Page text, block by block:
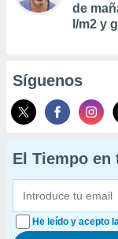
de
l/m2 y
Síguenos
El Tiempo en
He leído y acepto